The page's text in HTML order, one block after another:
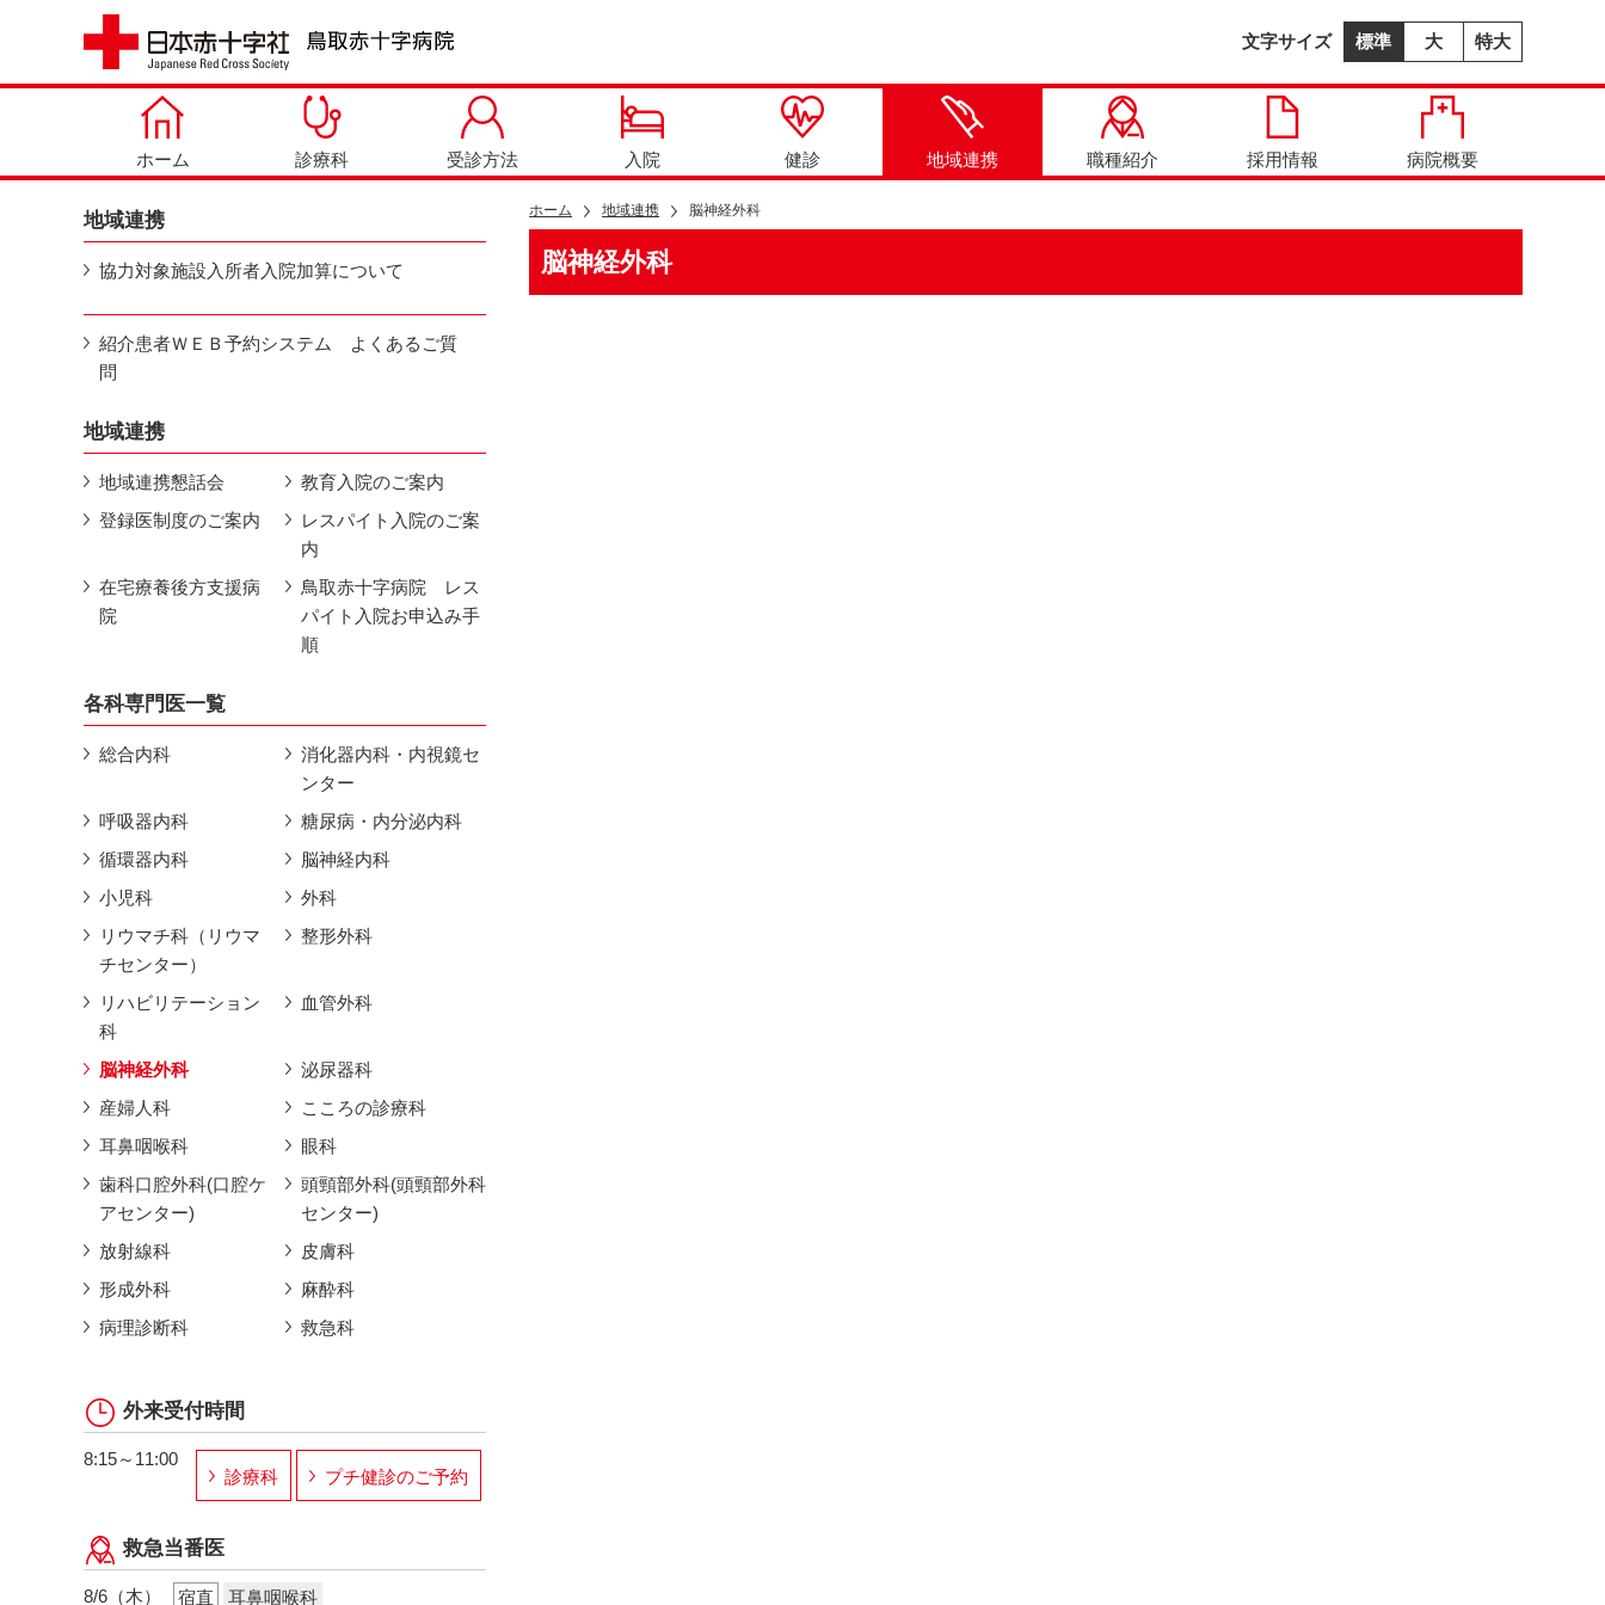
文字サイズ 標準 大 特大
ホーム 診療科 受診方法 入院 健診 地域連携 職種紹介 採用情報 病院概要
ホーム 地域連携 脳神経外科
脳神経外科
地域連携
協力対象施設入所者入院加算について
紹介患者ＷＥＢ予約システム よくあるご質
問
地域連携
地域連携懇話会
教育入院のご案内
登録医制度のご案内
レスパイト入院のご案
内
在宅療養後方支援病
院
鳥取赤十字病院 レス
パイト入院お申込み手
順
各科専門医一覧
総合内科
消化器内科・内視鏡セ
ンター
呼吸器内科
糖尿病・内分泌内科
循環器内科
脳神経内科
小児科
外科
リウマチ科（リウマ
チセンター）
整形外科
リハビリテーション
科
血管外科
脳神経外科
泌尿器科
産婦人科
こころの診療科
耳鼻咽喉科
眼科
歯科口腔外科(口腔ケ
アセンター)
頭頸部外科(頭頸部外科
センター)
放射線科
皮膚科
形成外科
麻酔科
病理診断科
救急科
外来受付時間
8:15～11:00
診療科
プチ健診のご予約
救急当番医
8/6（木） 宿直 耳鼻咽喉科